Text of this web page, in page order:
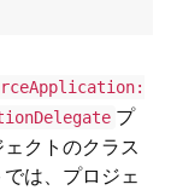
プ
クトのクラス
は、プロジェ